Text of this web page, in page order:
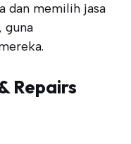
dan memilih jasa
guna
Repairs